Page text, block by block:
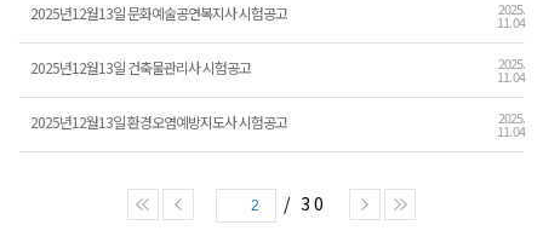
2025년12월13일 문화예술공연복지사 시험공고 2025.
11. 04
2025년12월13일 건축물관리사 시험공고 2025.
11. 04
2025년12월13일 환경오염예방지도사 시험공고 2025.
11. 04
2 / 30